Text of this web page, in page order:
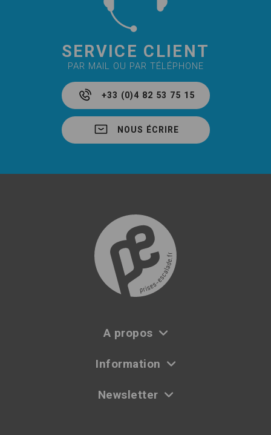
SERVICE CLIENT
PAR MAIL OU PAR TÉLÉPHONE
+33 (0)4 82 53 75 15
NOUS ÉCRIRE
A propos
Information
Newsletter